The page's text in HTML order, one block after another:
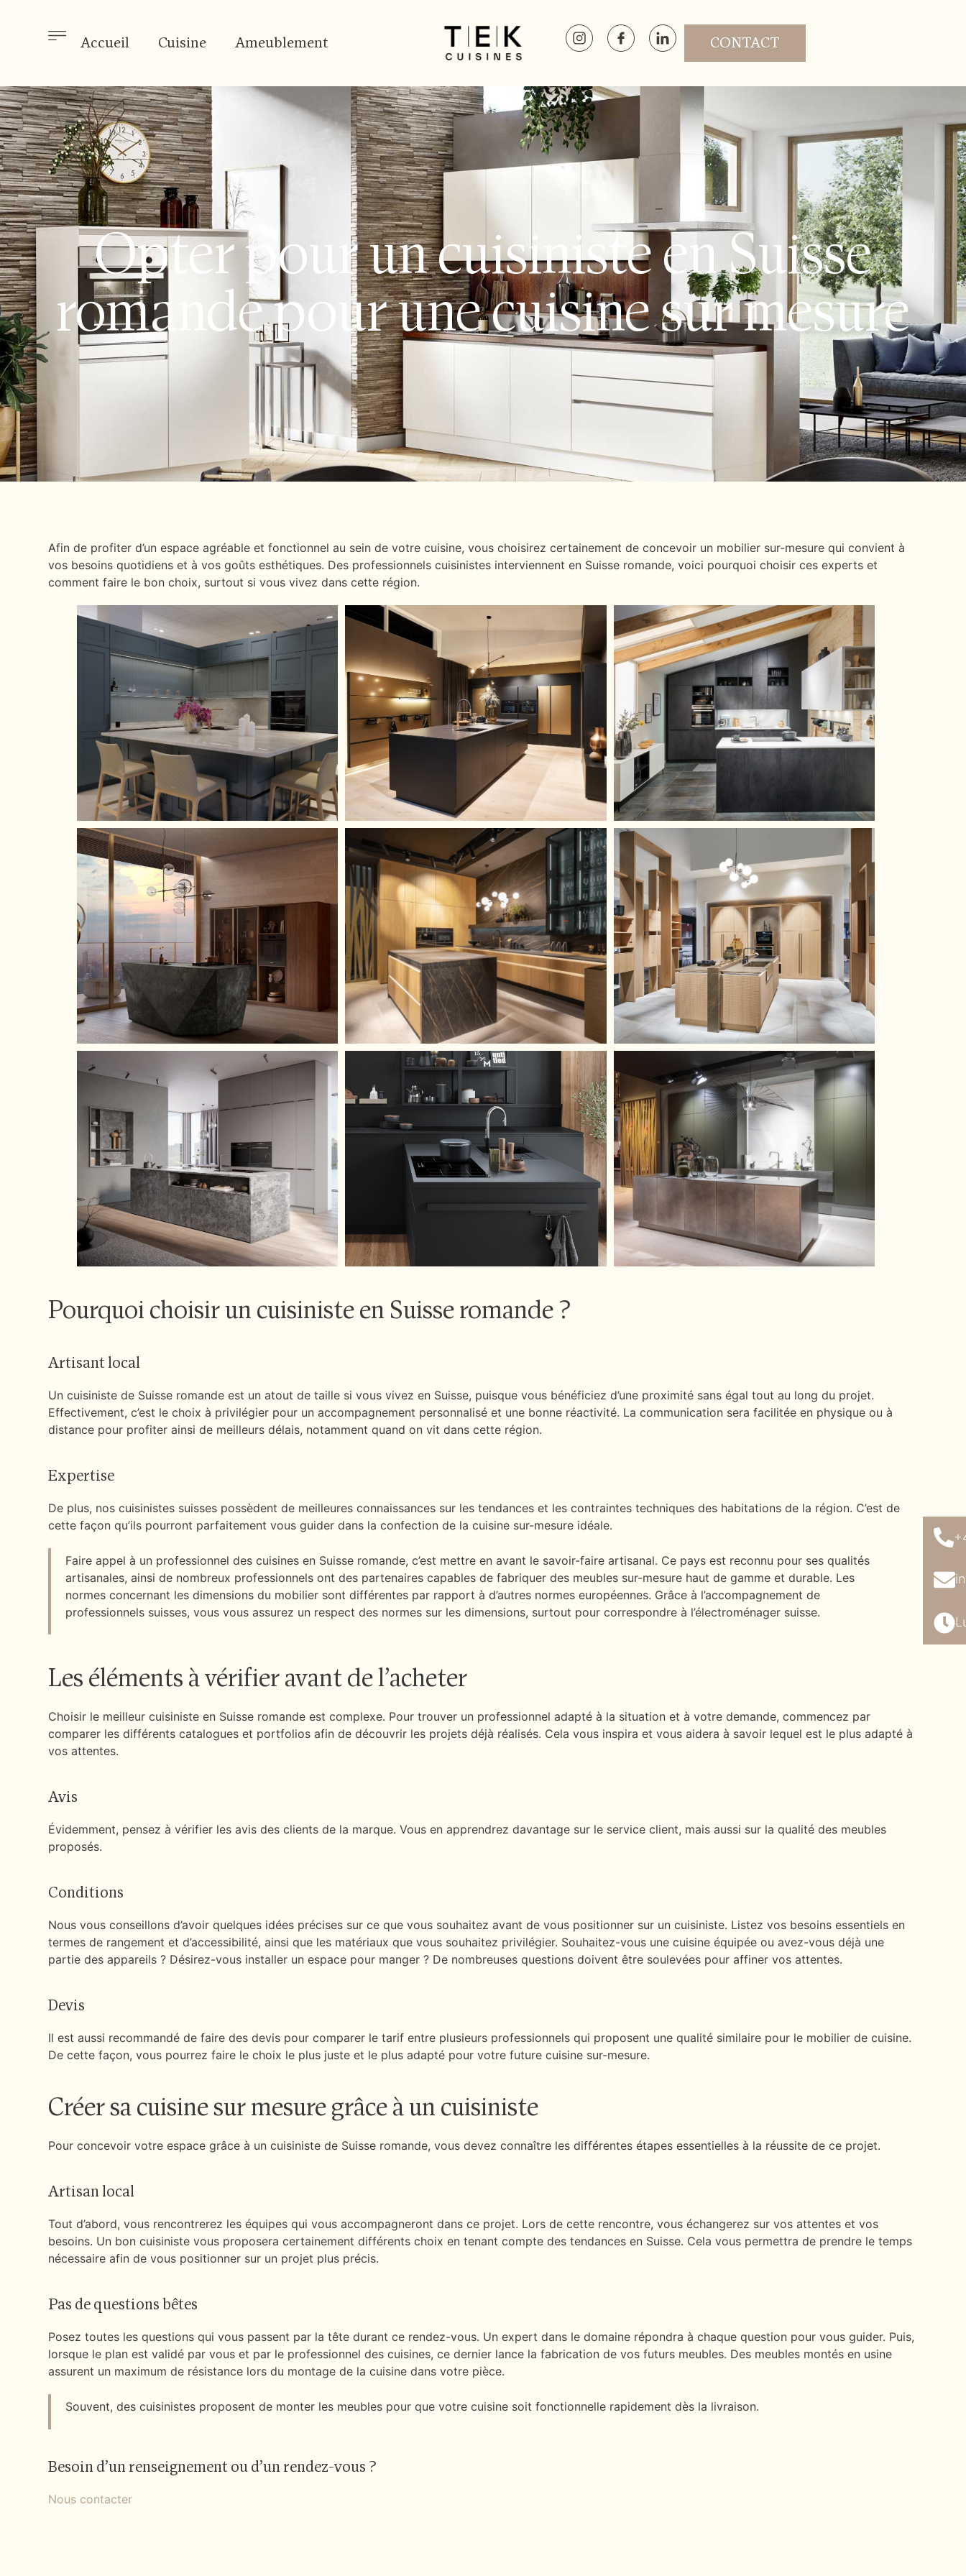
Accueil Cuisine Ameublement CONTACT
Opter pour un cuisiniste en Suisse
romande pour une cuisine sur mesure
Afin de profiter d’un espace agréable et fonctionnel au sein de votre cuisine, vous choisirez certainement de concevoir un mobilier sur-mesure qui convient à
vos besoins quotidiens et à vos goûts esthétiques. Des professionnels cuisinistes interviennent en Suisse romande, voici pourquoi choisir ces experts et
comment faire le bon choix, surtout si vous vivez dans cette région.
Pourquoi choisir un cuisiniste en Suisse romande ?
Artisant local
Un cuisiniste de Suisse romande est un atout de taille si vous vivez en Suisse, puisque vous bénéficiez d’une proximité sans égal tout au long du projet.
Effectivement, c’est le choix à privilégier pour un accompagnement personnalisé et une bonne réactivité. La communication sera facilitée en physique ou à
distance pour profiter ainsi de meilleurs délais, notamment quand on vit dans cette région.
Expertise
De plus, nos cuisinistes suisses possèdent de meilleures connaissances sur les tendances et les contraintes techniques des habitations de la région. C’est de
cette façon qu’ils pourront parfaitement vous guider dans la confection de la cuisine sur-mesure idéale.
Faire appel à un professionnel des cuisines en Suisse romande, c’est mettre en avant le savoir-faire artisanal. Ce pays est reconnu pour ses qualités
artisanales, ainsi de nombreux professionnels ont des partenaires capables de fabriquer des meubles sur-mesure haut de gamme et durable. Les
normes concernant les dimensions du mobilier sont différentes par rapport à d’autres normes européennes. Grâce à l’accompagnement de
professionnels suisses, vous vous assurez un respect des normes sur les dimensions, surtout pour correspondre à l’électroménager suisse.
Les éléments à vérifier avant de l’acheter
Choisir le meilleur cuisiniste en Suisse romande est complexe. Pour trouver un professionnel adapté à la situation et à votre demande, commencez par
comparer les différents catalogues et portfolios afin de découvrir les projets déjà réalisés. Cela vous inspira et vous aidera à savoir lequel est le plus adapté à
vos attentes.
Avis
Évidemment, pensez à vérifier les avis des clients de la marque. Vous en apprendrez davantage sur le service client, mais aussi sur la qualité des meubles
proposés.
Conditions
Nous vous conseillons d’avoir quelques idées précises sur ce que vous souhaitez avant de vous positionner sur un cuisiniste. Listez vos besoins essentiels en
termes de rangement et d’accessibilité, ainsi que les matériaux que vous souhaitez privilégier. Souhaitez-vous une cuisine équipée ou avez-vous déjà une
partie des appareils ? Désirez-vous installer un espace pour manger ? De nombreuses questions doivent être soulevées pour affiner vos attentes.
Devis
Il est aussi recommandé de faire des devis pour comparer le tarif entre plusieurs professionnels qui proposent une qualité similaire pour le mobilier de cuisine.
De cette façon, vous pourrez faire le choix le plus juste et le plus adapté pour votre future cuisine sur-mesure.
Créer sa cuisine sur mesure grâce à un cuisiniste
Pour concevoir votre espace grâce à un cuisiniste de Suisse romande, vous devez connaître les différentes étapes essentielles à la réussite de ce projet.
Artisan local
Tout d’abord, vous rencontrerez les équipes qui vous accompagneront dans ce projet. Lors de cette rencontre, vous échangerez sur vos attentes et vos
besoins. Un bon cuisiniste vous proposera certainement différents choix en tenant compte des tendances en Suisse. Cela vous permettra de prendre le temps
nécessaire afin de vous positionner sur un projet plus précis.
Pas de questions bêtes
Posez toutes les questions qui vous passent par la tête durant ce rendez-vous. Un expert dans le domaine répondra à chaque question pour vous guider. Puis,
lorsque le plan est validé par vous et par le professionnel des cuisines, ce dernier lance la fabrication de vos futurs meubles. Des meubles montés en usine
assurent un maximum de résistance lors du montage de la cuisine dans votre pièce.
Souvent, des cuisinistes proposent de monter les meubles pour que votre cuisine soit fonctionnelle rapidement dès la livraison.
Besoin d’un renseignement ou d’un rendez-vous ?
Nous contacter